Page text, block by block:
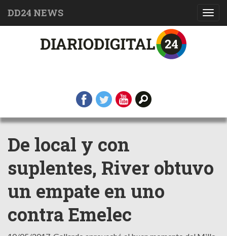
DD24 NEWS
De local y con
suplentes, River obtuvo
un empate en uno
contra Emelec